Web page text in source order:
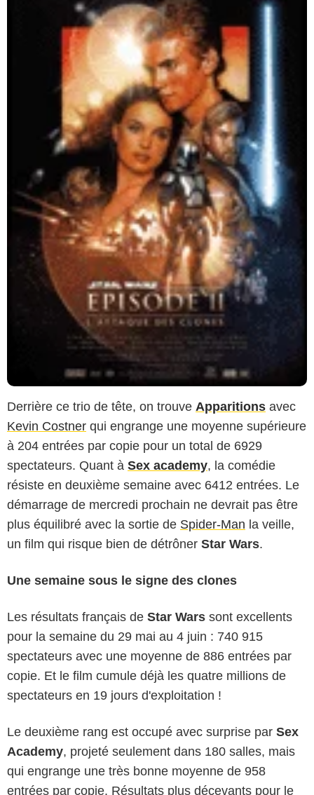
Derrière ce trio de tête, on trouve Apparitions avec
Kevin Costner qui engrange une moyenne supérieure
à 204 entrées par copie pour un total de 6929
spectateurs. Quant à Sex academy, la comédie
résiste en deuxième semaine avec 6412 entrées. Le
démarrage de mercredi prochain ne devrait pas être
plus équilibré avec la sortie de Spider-Man la veille,
un film qui risque bien de détrôner Star Wars.
Une semaine sous le signe des clones
Les résultats français de Star Wars sont excellents
pour la semaine du 29 mai au 4 juin : 740 915
spectateurs avec une moyenne de 886 entrées par
copie. Et le film cumule déjà les quatre millions de
spectateurs en 19 jours d'exploitation !
Le deuxième rang est occupé avec surprise par Sex
Academy, projeté seulement dans 180 salles, mais
qui engrange une très bonne moyenne de 958
entrées par copie. Résultats plus décevants pour le